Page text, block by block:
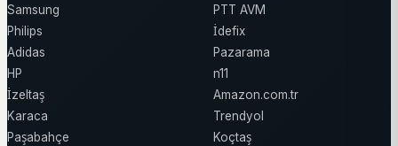
Samsung
Philips
Adidas
HP
İzeltaş
Karaca
Paşabahçe
PTT AVM
İdefix
Pazarama
n11
Amazon.com.tr
Trendyol
Koçtaş